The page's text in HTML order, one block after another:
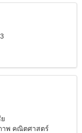
าพ คณิตศาสตร์